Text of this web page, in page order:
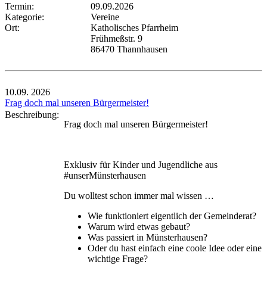
Termin:
09.09.2026
Kategorie:
Vereine
Ort:
Katholisches Pfarrheim
Frühmeßstr. 9
86470 Thannhausen
10.09. 2026
Frag doch mal unseren Bürgermeister!
Beschreibung:
Frag doch mal unseren Bürgermeister!
Exklusiv für Kinder und Jugendliche aus
#unserMünsterhausen
Du wolltest schon immer mal wissen …
Wie funktioniert eigentlich der Gemeinderat?
Warum wird etwas gebaut?
Was passiert in Münsterhausen?
Oder du hast einfach eine coole Idee oder eine
wichtige Frage?